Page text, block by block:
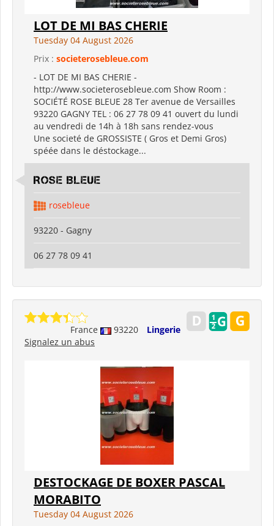
LOT DE MI BAS CHERIE
Tuesday 04 August 2026
Prix : societerosebleue.com
- LOT DE MI BAS CHERIE -
http://www.societerosebleue.com Show Room :
SOCIÉTÉ ROSE BLEUE 28 Ter avenue de Versailles
93220 GAGNY TEL : 06 27 78 09 41 ouvert du lundi
au vendredi de 14h à 18h sans rendez-vous
Une societé de GROSSISTE ( Gros et Demi Gros)
spéée dans le déstockage...
ROSE BLEUE
rosebleue
93220 - Gagny
06 27 78 09 41
France 93220
Lingerie
Signalez un abus
DESTOCKAGE DE BOXER PASCAL
MORABITO
Tuesday 04 August 2026